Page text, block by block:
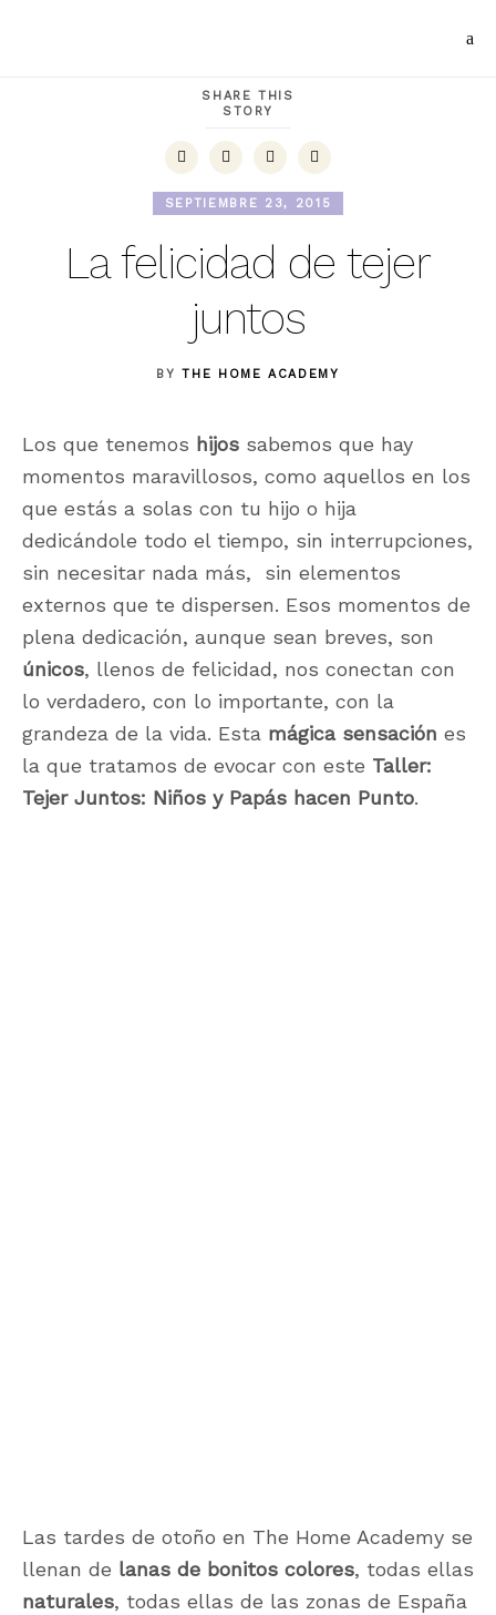
SHARE THIS
STORY
SEPTIEMBRE 23, 2015
La felicidad de tejer
juntos
BYTHE HOME ACADEMY
Los que tenemos hijos sabemos que hay
momentos maravillosos, como aquellos en los
que estás a solas con tu hijo o hija
dedicándole todo el tiempo, sin interrupciones,
sin necesitar nada más, sin elementos
externos que te dispersen. Esos momentos de
plena dedicación, aunque sean breves, son
únicos, llenos de felicidad, nos conectan con
lo verdadero, con lo importante, con la
grandeza de la vida. Esta mágica sensación es
la que tratamos de evocar con este Taller:
Tejer Juntos: Niños y Papás hacen Punto.
Las tardes de otoño en The Home Academy se
llenan de lanas de bonitos colores, todas ellas
naturales, todas ellas de las zonas de España